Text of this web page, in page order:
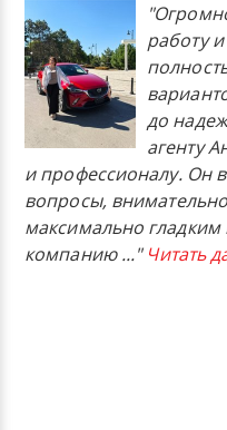
работу
до
агенту
и профессионалу. Он
вопросы,
максимально
компанию..." Читать